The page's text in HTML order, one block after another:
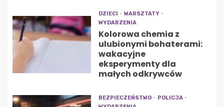
DZIECI
WARSZTATY
WYDARZENIA
Kolorowa chemia z
ulubionymi bohaterami:
wakacyjne
eksperymenty dla
małych odkrywców
BEZPIECZEŃSTWO
POLICJA